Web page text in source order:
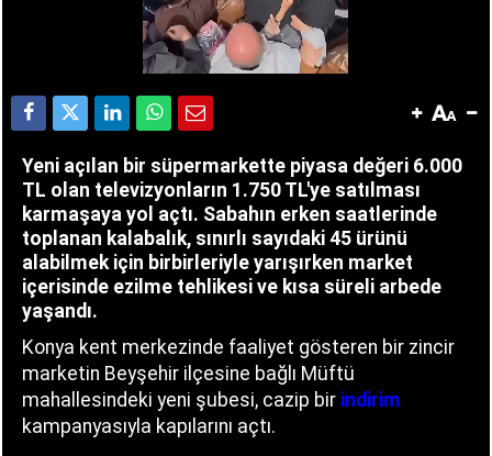
Yeni açılan bir süpermarkette piyasa değeri 6.000
TL olan televizyonların 1.750 TL'ye satılması
karmaşaya yol açtı. Sabahın erken saatlerinde
toplanan kalabalık, sınırlı sayıdaki 45 ürünü
alabilmek için birbirleriyle yarışırken market
içerisinde ezilme tehlikesi ve kısa süreli arbede
yaşandı.
Konya kent merkezinde faaliyet gösteren bir zincir
marketin Beyşehir ilçesine bağlı Müftü
mahallesindeki yeni şubesi, cazip bir indirim
kampanyasıyla kapılarını açtı.